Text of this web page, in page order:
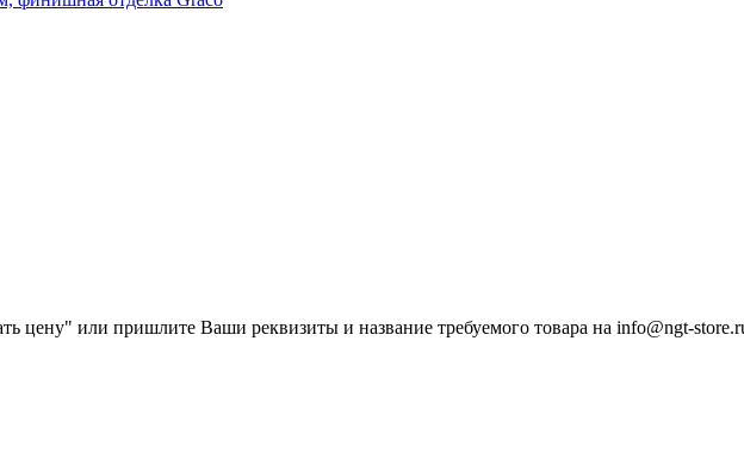
цену" или пришлите Ваши реквизиты и название требуемого товара на info@ngt-